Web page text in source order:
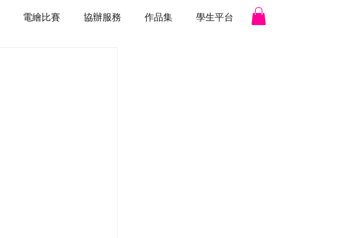
電繪比賽 協辦服務 作品集 學生平台